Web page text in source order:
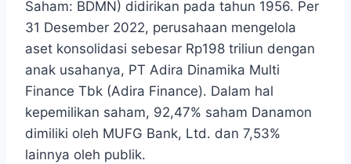
Saham: BDMN) didirikan pada tahun 1956. Per
31 Desember 2022, perusahaan mengelola
aset konsolidasi sebesar Rp198 triliun dengan
anak usahanya, PT Adira Dinamika Multi
Finance Tbk (Adira Finance). Dalam hal
kepemilikan saham, 92,47% saham Danamon
dimiliki oleh MUFG Bank, Ltd. dan 7,53%
lainnya oleh publik.